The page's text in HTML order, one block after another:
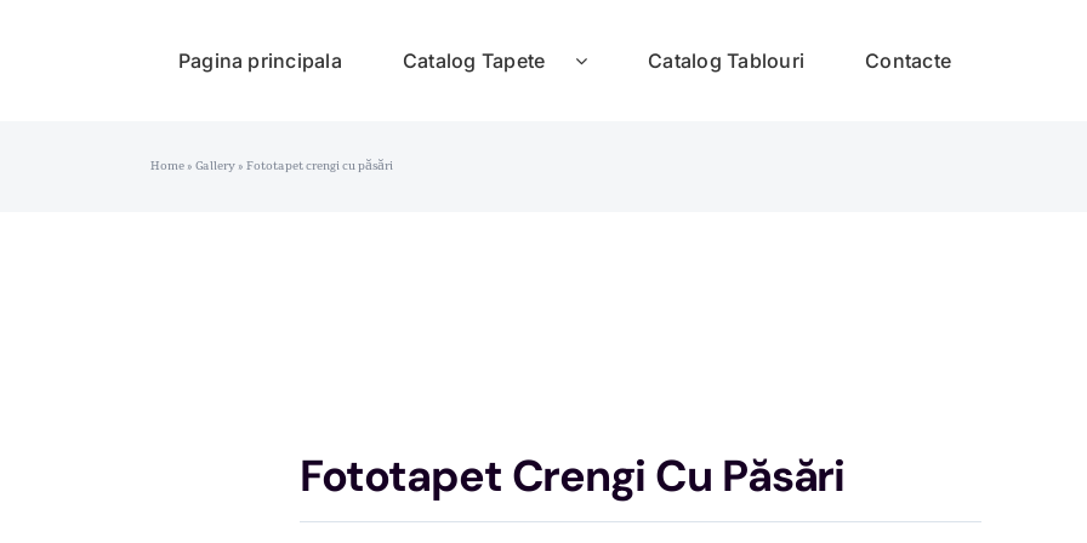
Pagina principala Catalog Tapete Catalog Tablouri Contacte
Home»Gallery»Fototapet crengi cu păsări
Fototapet Crengi Cu Păsări